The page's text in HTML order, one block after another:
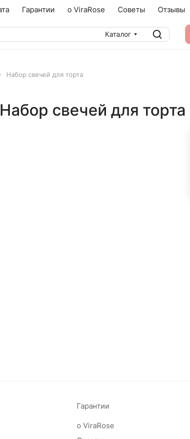
Гарантии о ViraRose Советы Отзывы
Каталог
Набор свечей для торта
Набор свечей для торта
Гарантии
о ViraRose